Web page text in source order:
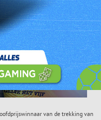
van de trekking van